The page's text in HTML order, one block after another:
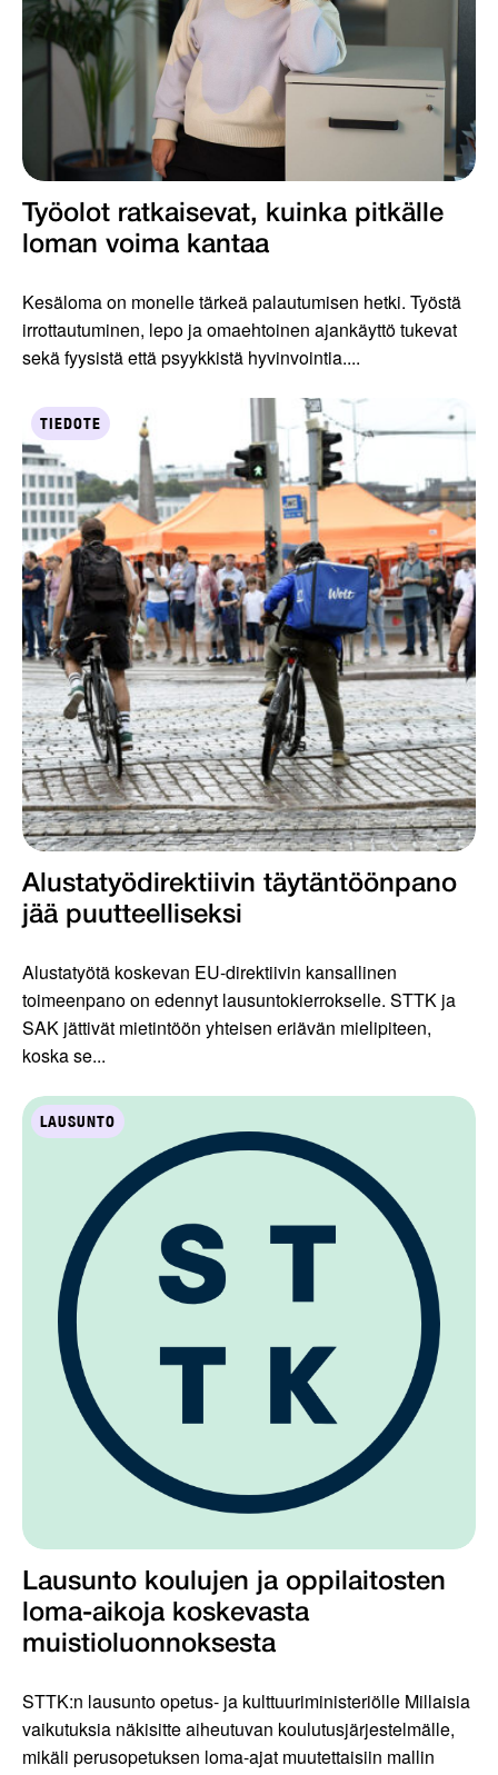
Työolot ratkaisevat, kuinka pitkälle
loman voima kantaa
Kesäloma on monelle tärkeä palautumisen hetki. Työstä
irrottautuminen, lepo ja omaehtoinen ajankäyttö tukevat
sekä fyysistä että psyykkistä hyvinvointia....
TIEDOTE
Alustatyödirektiivin täytäntöönpano
jää puutteelliseksi
Alustatyötä koskevan EU-direktiivin kansallinen
toimeenpano on edennyt lausuntokierrokselle. STTK ja
SAK jättivät mietintöön yhteisen eriävän mielipiteen,
koska se...
LAUSUNTO
Lausunto koulujen ja oppilaitosten
loma-aikoja koskevasta
muistioluonnoksesta
STTK:n lausunto opetus- ja kulttuuriministeriölle Millaisia
vaikutuksia näkisitte aiheutuvan koulutusjärjestelmälle,
mikäli perusopetuksen loma-ajat muutettaisiin mallin